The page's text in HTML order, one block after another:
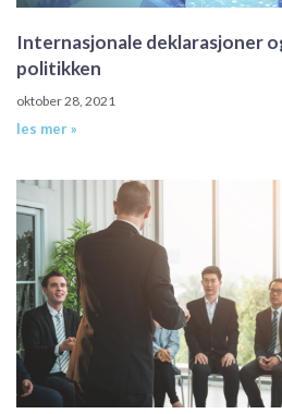
Internasjonale deklarasjoner
politikken
oktober 28, 2021
les mer »